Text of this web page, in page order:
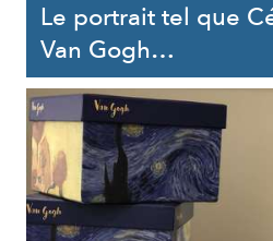
Le portrait tel que
Van Gogh…